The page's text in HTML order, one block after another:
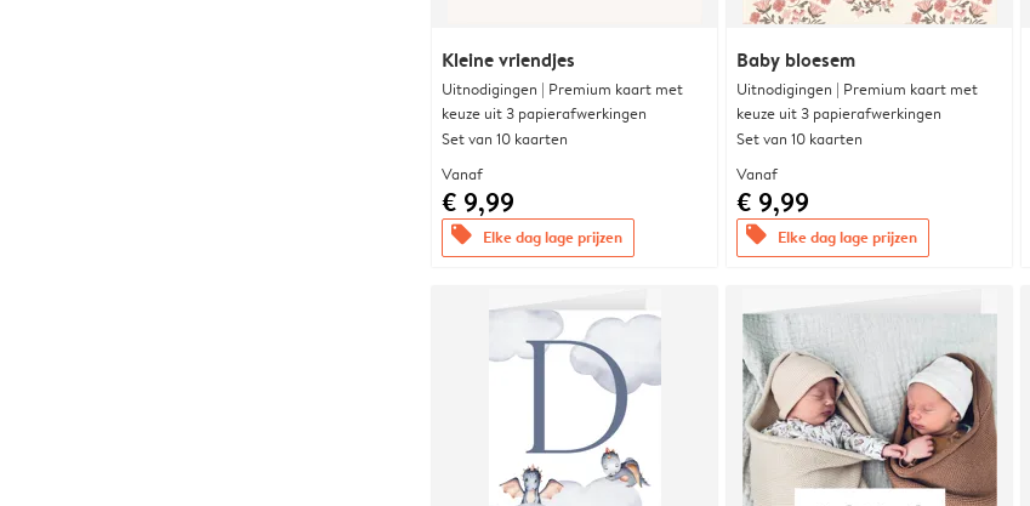
Kleine vriendjes
Uitnodigingen | Premium kaart met
keuze uit 3 papierafwerkingen
Set van 10 kaarten
Vanaf
€ 9,99
offers Elke dag lage prijzen
Baby bloesem
Uitnodigingen | Premium kaart met
keuze uit 3 papierafwerkingen
Set van 10 kaarten
Vanaf
€ 9,99
offers Elke dag lage prijzen